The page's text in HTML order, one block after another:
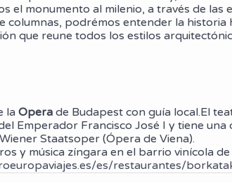
el monumento al milenio, a través de las
columnas, podrémos entender la historia
que reune todos los estilos
laOpera de Budapest con guía local.El
Emperador Francisco José I y tiene una
Staatsoper (Ópera de Viena).
y música zíngara en el barrio vinícola
es/restaurantes/